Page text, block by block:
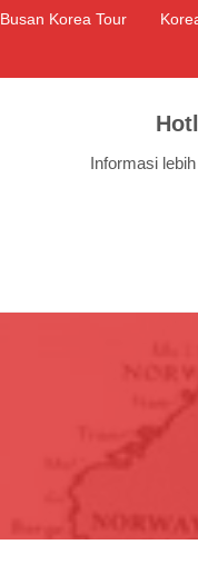
Busan Korea Tour
Informasi